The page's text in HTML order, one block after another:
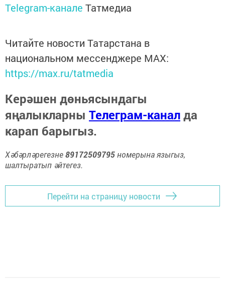
Telegram-канале Татмедиа
Читайте новости Татарстана в
национальном мессенджере MАХ:
https://max.ru/tatmedia
Керәшен дөньясындагы
яңалыкларны Телеграм-каналда
карап барыгыз.
Хәбәрләрегезне89172509795номерына языгыз,
шалтыратып әйтегез.
Перейти на страницу новости